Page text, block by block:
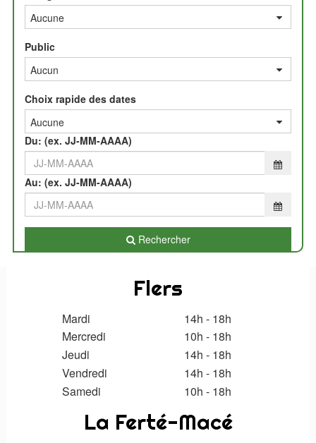
Public
Par
date
Choix rapide des dates
Du: (ex. JJ-MM-AAAA)
Au: (ex. JJ-MM-AAAA)
Rechercher
Flers
Mardi
14h - 18h
Mercredi
10h - 18h
Jeudi
14h - 18h
Vendredi
14h - 18h
Samedi
10h - 18h
La Ferté-Macé